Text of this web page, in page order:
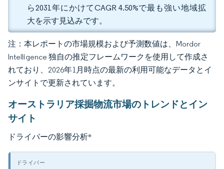
ら2031年にかけてCAGR 4.50%で最も強い地域拡
大を示す見込みです。
注：本レポートの市場規模および予測数値は、Mordor
Intelligence 独自の推定フレームワークを使用して作成さ
れており、2026年1月時点の最新の利用可能なデータとイ
ンサイトで更新されています。
オーストラリア採掘物流市場のトレンドとイン
サイト
ドライバーの影響分析*